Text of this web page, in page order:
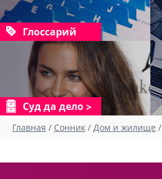
Глоссарий
Суд да дело
Главная / Сонник / Дом и жилище